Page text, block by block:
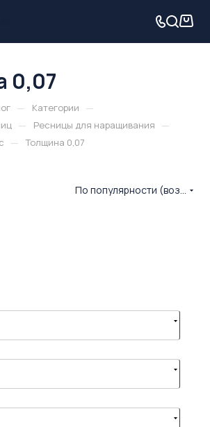
0,07
— Категории —
— Ресницы для наращивания —
— Толщина 0,07
По популярности (возрастание)